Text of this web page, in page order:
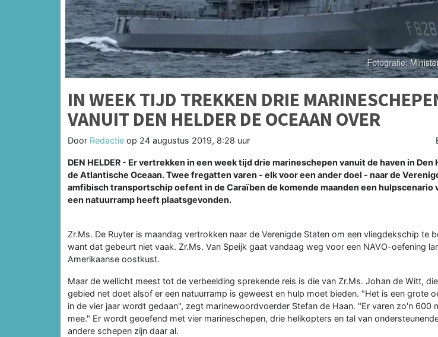
IN WEEK TIJD TREKKEN DRIE
VANUIT DEN HELDER DE OCEAAN OVER
Door Redactie op 24 augustus 2019, 8:28 uur
DEN HELDER - Er vertrekken in een week tijd drie marineschepen vanuit de haven in
de Atlantische Oceaan. Twee fregatten varen - elk voor een ander doel - naar de
amfibisch transportschip oefent in de Caraïben de komende maanden een hulpscenario
een natuurramp heeft plaatsgevonden.
Zr.Ms. De Ruyter is maandag vertrokken naar de Verenigde Staten om een vliegdekschip te
want dat gebeurt niet vaak. Zr.Ms. Van Speijk gaat vandaag weg voor een NAVO-oefening
Amerikaanse oostkust.
Maar de wellicht meest tot de verbeelding sprekende reis is die van Zr.Ms. Johan de Witt,
gebied net doet alsof er een natuurramp is geweest en hulp moet bieden. "Het is een grote
in de vier jaar wordt gedaan", zegt marinewoordvoerder Stefan de Haan. "Er varen zo'n 600
mee." Er wordt geoefend met vier marineschepen, drie helikopters en tal van
andere schepen zijn daar al.